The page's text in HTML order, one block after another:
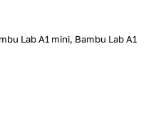
Lab A1 mini, Bambu Lab A1